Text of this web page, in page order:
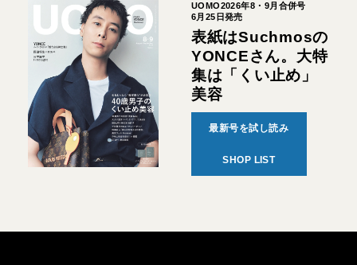
UOMO2026年8・9月合併号
6月25日発売
表紙はSuchmosの
YONCEさん。大特
集は「くい止め」
美容
最新号を試し読み
SHOP LIST